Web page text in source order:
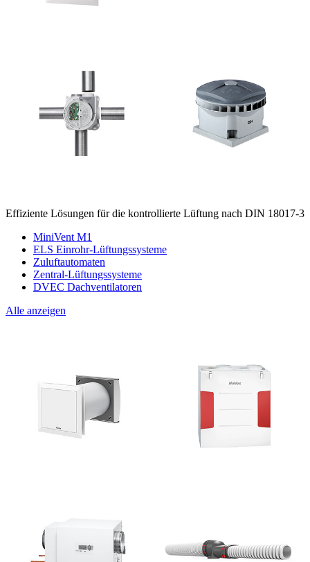
Effiziente Lösungen für die kontrollierte Lüftung nach DIN 18017-3
MiniVent M1
ELS Einrohr-Lüftungssysteme
Zuluftautomaten
Zentral-Lüftungssysteme
DVEC Dachventilatoren
Alle anzeigen